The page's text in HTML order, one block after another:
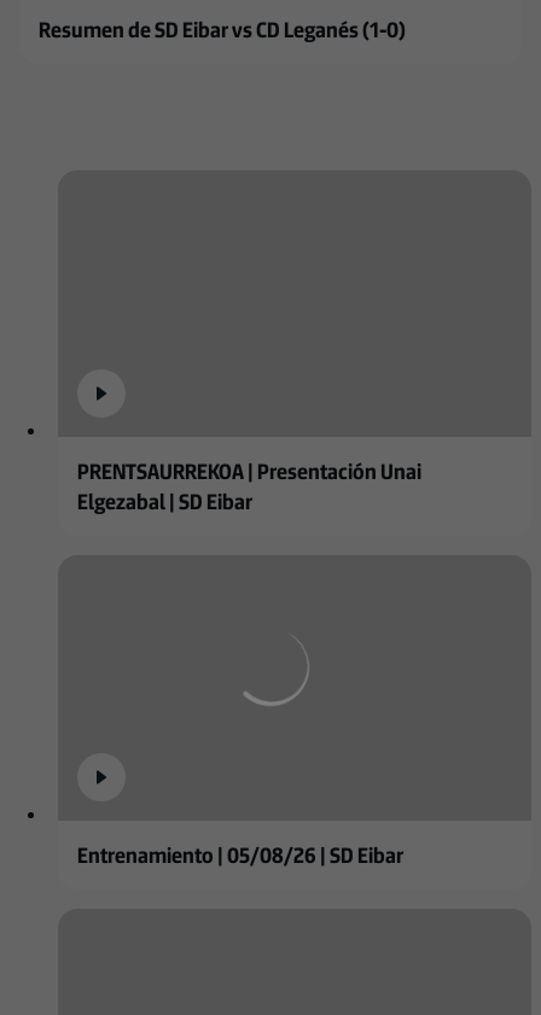
Resumen de SD Eibar vs CD Leganés (1-0)
PRENTSAURREKOA | Presentación Unai
Elgezabal | SD Eibar
Entrenamiento | 05/08/26 | SD Eibar